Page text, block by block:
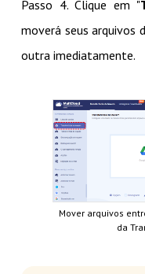
Passo 4. Clique em "
moverá seus arquivos
outra imediatamente.
Mover arquivos
da